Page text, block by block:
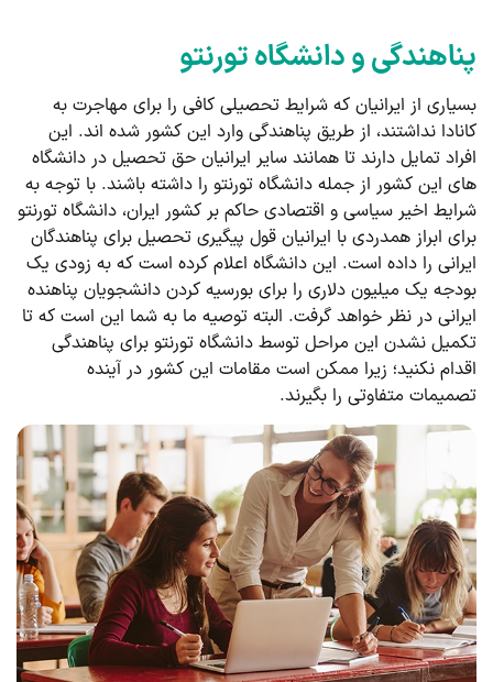
پناهندگی و دانشگاه تورنتو
بسیاری از ایرانیان که شرایط تحصیلی کافی را برای مهاجرت به
کانادا نداشتند، از طریق پناهندگی وارد این کشور شده اند. این
افراد تمایل دارند تا همانند سایر ایرانیان حق تحصیل در دانشگاه
های این کشور از جمله دانشگاه تورنتو را داشته باشند. با توجه به
شرایط اخیر سیاسی و اقتصادی حاکم بر کشور ایران، دانشگاه تورنتو
برای ابراز همدردی با ایرانیان قول پیگیری تحصیل برای پناهندگان
ایرانی را داده است. این دانشگاه اعلام کرده است که به زودی یک
بودجه یک میلیون دلاری را برای بورسیه کردن دانشجویان پناهنده
ایرانی در نظر خواهد گرفت. البته توصیه ما به شما این است که تا
تکمیل نشدن این مراحل توسط دانشگاه تورنتو برای پناهندگی
اقدام نکنید؛ زیرا ممکن است مقامات این کشور در آینده
تصمیمات متفاوتی را بگیرند.